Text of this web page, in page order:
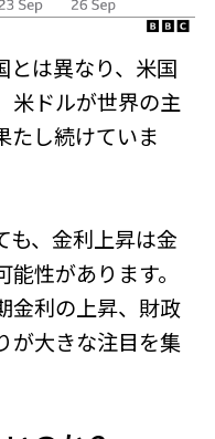
とは異なり、米国
米ドルが世界の主
たし続けていま
も、金利上昇は金
性があります。
金利の上昇、財政
が大きな注目を集